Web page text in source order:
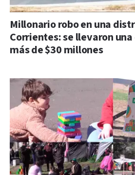
Millonario robo en una
Corrientes: se llevaron
más de $30 millones